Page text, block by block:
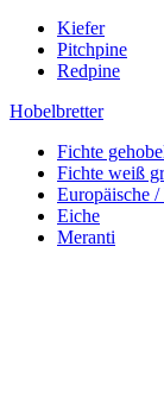
Kiefer
Pitchpine
Redpine
Hobelbretter
Fichte
Fichte weiß
Europäische
Eiche
Meranti